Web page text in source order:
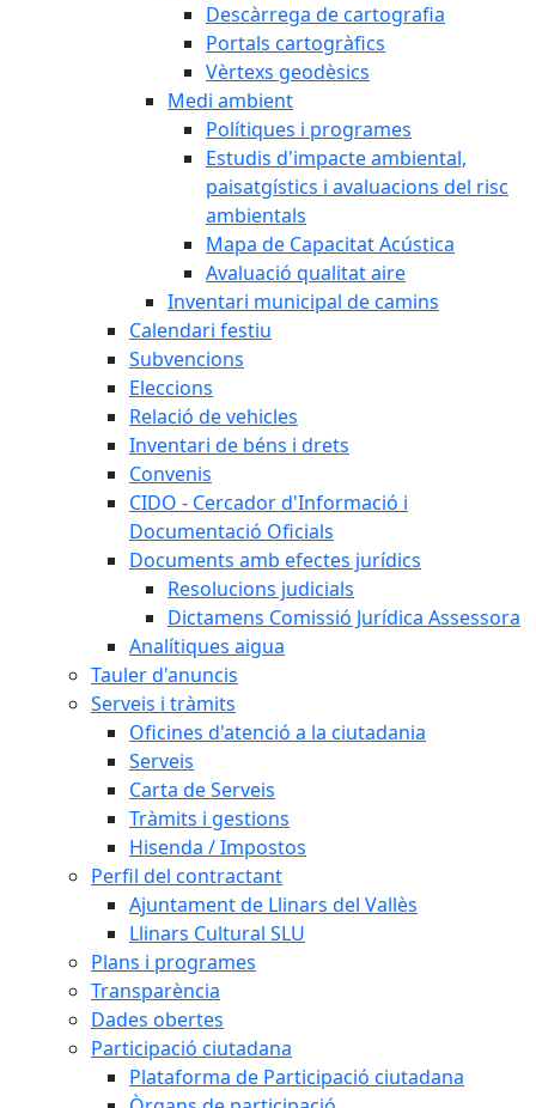
Descàrrega de cartografia
Portals cartogràfics
Vèrtexs geodèsics
Medi ambient
Polítiques i programes
Estudis d'impacte ambiental,
paisatgístics i avaluacions del risc
ambientals
Mapa de Capacitat Acústica
Avaluació qualitat aire
Inventari municipal de camins
Calendari festiu
Subvencions
Eleccions
Relació de vehicles
Inventari de béns i drets
Convenis
CIDO - Cercador d'Informació i
Documentació Oficials
Documents amb efectes jurídics
Resolucions judicials
Dictamens Comissió Jurídica Assessora
Analítiques aigua
Tauler d'anuncis
Serveis i tràmits
Oficines d'atenció a la ciutadania
Serveis
Carta de Serveis
Tràmits i gestions
Hisenda / Impostos
Perfil del contractant
Ajuntament de Llinars del Vallès
Llinars Cultural SLU
Plans i programes
Transparència
Dades obertes
Participació ciutadana
Plataforma de Participació ciutadana